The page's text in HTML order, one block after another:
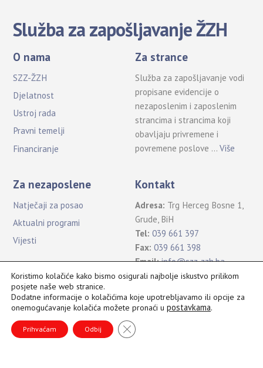
Služba za zapošljavanje ŽZH
O nama
SZZ-ŽZH
Djelatnost
Ustroj rada
Pravni temelji
Financiranje
Za strance
Služba za zapošljavanje vodi
propisane evidencije o
nezaposlenim i zaposlenim
strancima i strancima koji
obavljaju privremene i
povremene poslove …Više
Za nezaposlene
Natječaji za posao
Aktualni programi
Vijesti
Kontakt
Adresa: Trg Herceg Bosne 1,
Grude, BiH
Tel: 039 661 397
Fax: 039 661 398
Email: info@szz-zzh.ba
Sva prava pridržana Služba za zapošljavanje ŽZH ©2021
Koristimo kolačiće kako bismo osigurali najbolje iskustvo prilikom
posjete naše web stranice.
Dodatne informacije o kolačićima koje upotrebljavamo ili opcije za
onemogućavanje kolačića možete pronaći u postavkama.
Prihvaćam Odbij CLOSE GDPR COOKIE BANNER